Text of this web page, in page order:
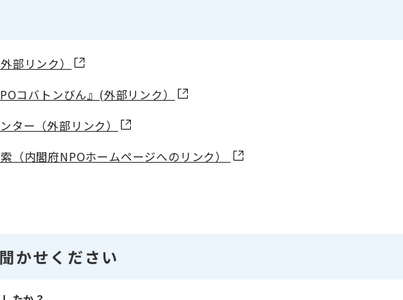
部リンク）
コバトンびん』(外部リンク）
ター（外部リンク）
（内閣府NPOホームページへのリンク）
かせください